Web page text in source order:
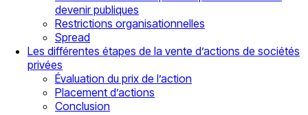
devenir publiques
Restrictions organisationnelles
Spread
Les différentes étapes de la vente d’actions de sociétés
privées
Évaluation du prix de l’action
Placement d’actions
Conclusion